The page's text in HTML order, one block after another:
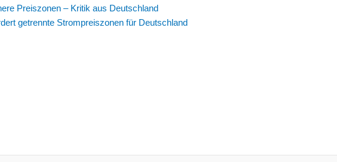
Preiszonen – Kritik aus Deutschland
getrennte Strompreiszonen für Deutschland